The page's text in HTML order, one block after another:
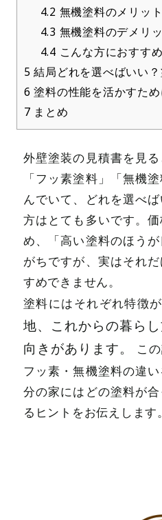
4.2 無機塗料のメリッ
4.3 無機塗料のデメリ
4.4 こんな方におすすめ
5 結局どれを選べばいい
6 塗料の性能を活かすた
7 まとめ
外壁塗装の見積書を見る
「フッ素塗料」「無機
んでいて、どれを選べ
方はとても多いです。
め、「高い塗料のほう
がちですが、実はそれ
すめできません。
塗料にはそれぞれ特徴が
地、これからの暮ら
向きがあります。
こ
フッ素・無機塗料の違
分の家にはどの塗料が
るヒントをお伝えします。